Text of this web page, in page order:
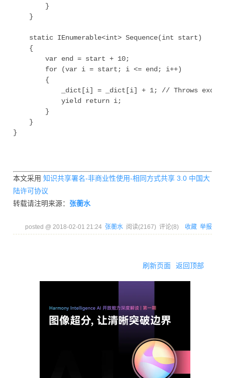
        }
    }
    static IEnumerable<int> Sequence(int start)
    {
        var end = start + 10;
        for (var i = start; i <= end; i++)
        {
_dict[i] = _dict[i] + 1; // Throws
            yield return i;
        }
    }
}
本文采用 知识共享署名-非商业性使用-相同方式共享 3.0 中国大
陆许可协议
转载请注明来源： 张蘅水
posted @ 2018-02-01 21:24 张蘅水 阅读(2167) 评论(8) 收藏 举报
刷新页面 返回顶部